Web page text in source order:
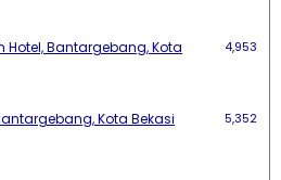
Bantargebang, Kota
4,953
Kota Bekasi 5,352